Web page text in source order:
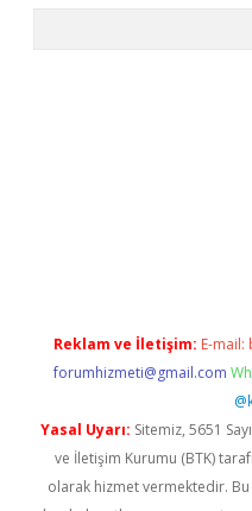
Reklam ve İletişim: E-mail:
forumhizmeti@gmail.com
Yasal Uyarı: Sitemiz, 5651
ve İletişim Kurumu (BTK)
olarak hizmet vermektedir.